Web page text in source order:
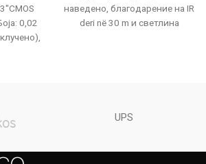
0,02
наведено, благодарение на IR
deri në 30 m и светлина
UPS